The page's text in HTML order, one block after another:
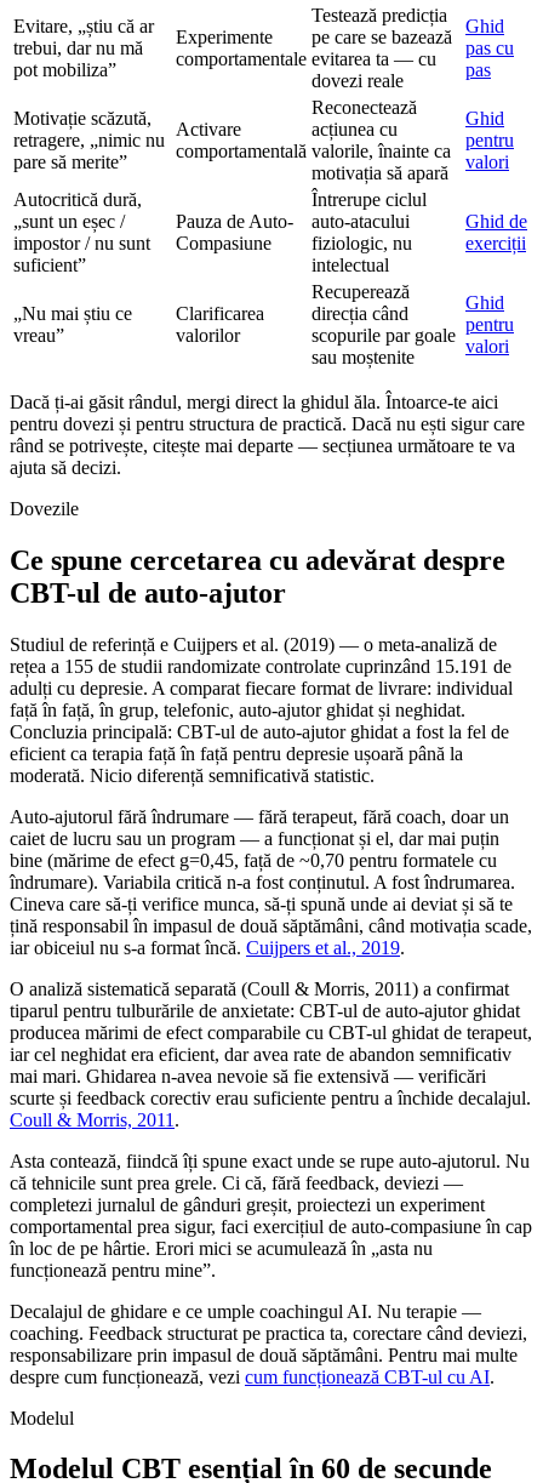
Evitare, „știu că ar
trebui, dar nu mă
pot mobiliza”
Experimente
comportamentale
Testează predicția
pe care se bazează
evitarea ta — cu
dovezi reale
Ghid
pas cu
pas
Motivație scăzută,
retragere, „nimic nu
pare să merite”
Activare
comportamentală
Reconectează
acțiunea cu
valorile, înainte ca
motivația să apară
Ghid
pentru
valori
Autocritică dură,
„sunt un eșec /
impostor / nu sunt
suficient”
Pauza de Auto-
Compasiune
Întrerupe ciclul
auto-atacului
fiziologic, nu
intelectual
Ghid de
exerciții
„Nu mai știu ce
vreau”
Clarificarea
valorilor
Recuperează
direcția când
scopurile par goale
sau moștenite
Ghid
pentru
valori
Dacă ți-ai găsit rândul, mergi direct la ghidul ăla. Întoarce-te aici
pentru dovezi și pentru structura de practică. Dacă nu ești sigur care
rând se potrivește, citește mai departe — secțiunea următoare te va
ajuta să decizi.
Dovezile
Ce spune cercetarea cu adevărat despre
CBT-ul de auto-ajutor
Studiul de referință e Cuijpers et al. (2019) — o meta-analiză de
rețea a 155 de studii randomizate controlate cuprinzând 15.191 de
adulți cu depresie. A comparat fiecare format de livrare: individual
față în față, în grup, telefonic, auto-ajutor ghidat și neghidat.
Concluzia principală: CBT-ul de auto-ajutor ghidat a fost la fel de
eficient ca terapia față în față pentru depresie ușoară până la
moderată. Nicio diferență semnificativă statistic.
Auto-ajutorul fără îndrumare — fără terapeut, fără coach, doar un
caiet de lucru sau un program — a funcționat și el, dar mai puțin
bine (mărime de efect g=0,45, față de ~0,70 pentru formatele cu
îndrumare). Variabila critică n-a fost conținutul. A fost îndrumarea.
Cineva care să-ți verifice munca, să-ți spună unde ai deviat și să te
țină responsabil în impasul de două săptămâni, când motivația scade,
iar obiceiul nu s-a format încă. Cuijpers et al., 2019.
O analiză sistematică separată (Coull & Morris, 2011) a confirmat
tiparul pentru tulburările de anxietate: CBT-ul de auto-ajutor ghidat
producea mărimi de efect comparabile cu CBT-ul ghidat de terapeut,
iar cel neghidat era eficient, dar avea rate de abandon semnificativ
mai mari. Ghidarea n-avea nevoie să fie extensivă — verificări
scurte și feedback corectiv erau suficiente pentru a închide decalajul.
Coull & Morris, 2011 .
Asta contează, fiindcă îți spune exact unde se rupe auto-ajutorul. Nu
că tehnicile sunt prea grele. Ci că, fără feedback, deviezi —
completezi jurnalul de gânduri greșit, proiectezi un experiment
comportamental prea sigur, faci exercițiul de auto-compasiune în cap
în loc de pe hârtie. Erori mici se acumulează în „asta nu
funcționează pentru mine”.
Decalajul de ghidare e ce umple coachingul AI. Nu terapie —
coaching. Feedback structurat pe practica ta, corectare când deviezi,
responsabilizare prin impasul de două săptămâni. Pentru mai multe
despre cum funcționează, vezi cum funcționează CBT-ul cu AI.
Modelul
Modelul CBT esențial în 60 de secunde